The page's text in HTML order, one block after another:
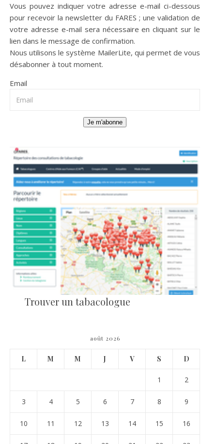
Vous pouvez indiquer votre adresse e-mail ci-dessous
pour recevoir la newsletter du FARES ; une validation de
votre adresse e-mail sera nécessaire en cliquant sur le
lien dans le message de confirmation.
Nous utilisons le système MailerLite, qui permet de vous
désabonner à tout moment.
Email
Je m'abonne
Trouver un tabacologue
août 2026
L M M J V S D
1 2
3 4 5 6 7 8 9
10 11 12 13 14 15 16